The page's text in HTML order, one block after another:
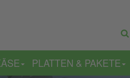
PLATTEN & PAKETE